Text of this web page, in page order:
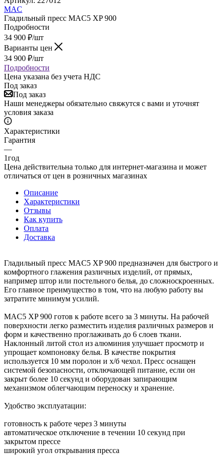
MAC
Гладильный пресс MAC5 XP 900
Подробности
34 900 ₽/шт
Варианты цен
34 900 ₽/шт
Подробности
Цена указана без учета НДС
Под заказ
Под заказ
Наши менеджеры обязательно свяжутся с вами и уточнят
условия заказа
Характеристики
Гарантия
—
1год
Цена действительна только для интернет-магазина и может
отличаться от цен в розничных магазинах
Описание
Характеристики
Отзывы
Как купить
Оплата
Доставка
Гладильный пресс MAC5 XP 900 предназначен для быстрого и
комфортного глажения различных изделий, от прямых,
например штор или постельного белья, до сложноскроенных.
Его главное преимущество в том, что на любую работу вы
затратите минимум усилий.
MAC5 XP 900 готов к работе всего за 3 минуты. На рабочей
поверхности легко разместить изделия различных размеров и
форм и качественно проглаживать до 6 слоев ткани.
Наклонный литой стол из алюминия улучшает просмотр и
упрощает компоновку белья. В качестве покрытия
используется 10 мм поролон и х/б чехол. Пресс оснащен
системой безопасности, отключающей питание, если он
закрыт более 10 секунд и оборудован запирающим
механизмом облегчающим переноску и хранение.
Удобство эксплуатации:
готовность к работе через 3 минуты
автоматическое отключение в течении 10 секунд при
закрытом прессе
широкий угол открывания пресса